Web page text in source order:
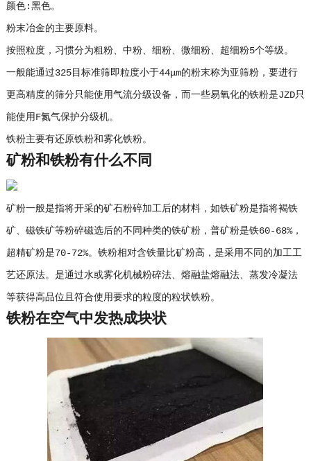
颜色:黑色。
粉末冶金的主要原料。
按照粒度，习惯分为粗粉、中粉、细粉、微细粉、超细粉5个等级。
一般能通过325目标准筛即粒度小于44μm的粉末称为亚筛粉，要进行
更高精度的筛分只能使用气流分级设备，而一些易氧化的铁粉是JZD只
能使用F氮气保护分级机。
铁粉主要有还原铁粉和雾化铁粉。
矿粉和铁粉有什么不同
矿粉一般是指将开采的矿石粉碎加工后的材料，如铁矿粉是指将褐铁
矿、磁铁矿等粉碎磁选后的不同种类的铁矿粉，普矿粉是铁60-68%，
超精矿粉是70-72%。铁粉相对含铁量比矿粉高，是采用不同的加工工
艺还原法。是通过水或雾化机械粉碎法、熔融盐熔融法、蒸发冷凝法
等获得高品位且符合使用要求的粒度的粒状铁粉。
铁粉在空气中发热成块状